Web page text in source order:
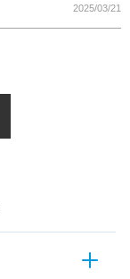
2025/03/21